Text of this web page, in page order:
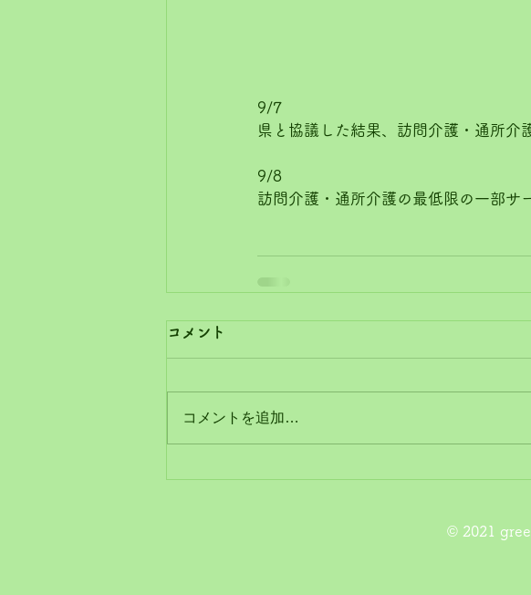
9/7
県と協議した結果、訪問介護・通所介
9/8
訪問介護・通所介護の最低限の一部サ
コメント
コメントを追加…
© 2021